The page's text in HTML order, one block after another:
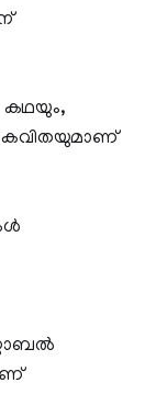
കഥയും,
കവിതയുമാണ്